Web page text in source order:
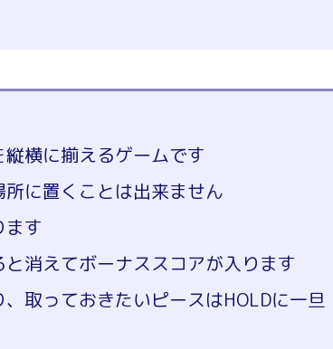
横に揃えるゲームです
に置くことは出来ません
ます
消えてボーナススコアが入ります
取っておきたいピースはHOLDに一旦